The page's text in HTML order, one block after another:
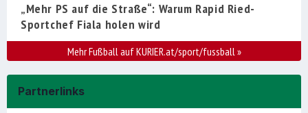
„Mehr PS auf die Straße“: Warum Rapid Ried-
Sportchef Fiala holen wird
Mehr Fußball auf KURIER.at/sport/fussball»
Partnerlinks